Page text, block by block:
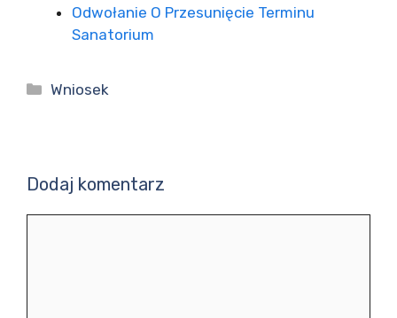
Odwołanie O Przesunięcie Terminu
Sanatorium
Kategorie
Wniosek
Dodaj komentarz